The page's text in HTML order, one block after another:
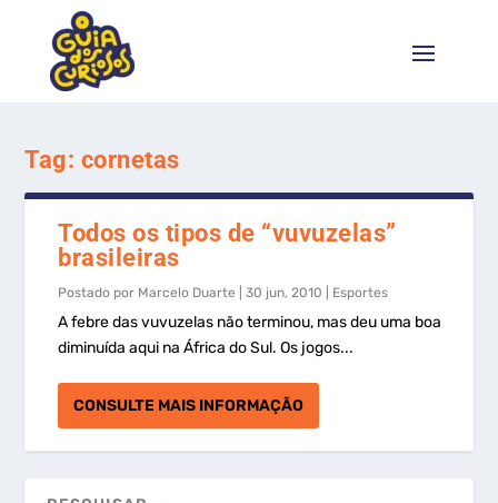
Tag: cornetas
Todos os tipos de “vuvuzelas”
brasileiras
Postado por Marcelo Duarte |30 jun, 2010 Esportes
A febre das vuvuzelas não terminou, mas deu uma boa
diminuída aqui na África do Sul. Os jogos...
CONSULTE MAIS INFORMAÇÃO